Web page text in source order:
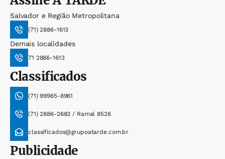
Salvador e Região Metropolitana
(71) 2886-1613
Demais localidades
71 2886-1613
Classificados
(71) 99965-8961
(71) 2886-2683 / Ramal 8526
classificados@grupoatarde.com.br
Publicidade